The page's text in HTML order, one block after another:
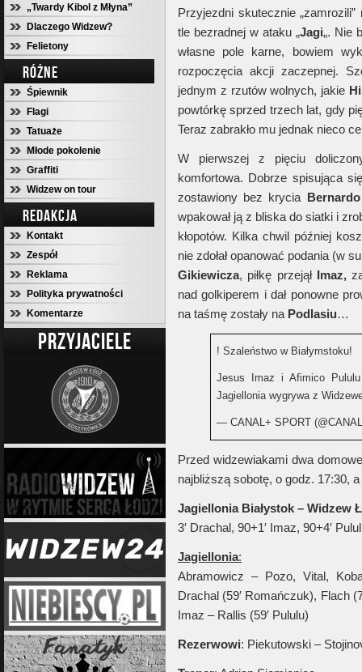
„Twardy Kibol z Młyna”
Dlaczego Widzew?
Felietony
RÓŻNE
Śpiewnik
Flagi
Tatuaże
Młode pokolenie
Graffiti
Widzew on tour
REDAKCJA
Kontakt
Zespół
Reklama
Polityka prywatności
Komentarze
PRZYJACIELE
Przyjezdni skutecznie
tle bezradnej w ataku „Jagi„. Nie
własne pole karne, bowiem
rozpoczęcia akcji zaczepnej.
jednym z rzutów wolnych, jakie
powtórkę sprzed trzech lat, gdy
Teraz zabrakło mu jednak nieco
W pierwszej z pięciu
komfortowa. Dobrze spisująca
zostawiony bez krycia
wpakował ją z bliska do siatki i
kłopotów. Kilka chwil później
nie zdołał opanować podania (w
Gikiewicza, piłkę przejął Imaz,
nad golkiperem i dał ponowne
na taśmę zostały na Podlasiu…
! Szaleństwo w Białymstoku!
Jesus Imaz i Afimico
Jagiellonia wygrywa z
— CANAL+ SPORT
Przed widzewiakami dwa
najbliższą sobotę, o godz. 17:30,
Jagiellonia Białystok – Widzew
3′ Drachal, 90+1′ Imaz, 90+4′
Jagiellonia:
Abramowicz – Pozo, Vital,
Drachal (59′ Romańczuk), Flach
Imaz – Rallis (59′ Pululu)
Rezerwowi: Piekutowski –